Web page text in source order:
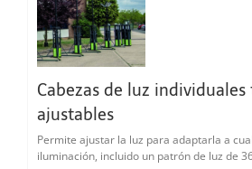
Cabezas de luz
ajustables
Permite ajustar la luz para adaptarla a
iluminación, incluido un patrón de luz de